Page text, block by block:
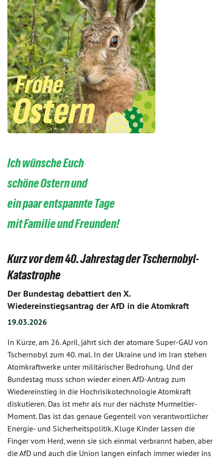
Ich wünsche Euch
schöne Ostern und
ein paar entspannte Tage
mit Familie und Freunden!
Kurz vor dem 40. Jahrestag der Tschernobyl-
Katastrophe
Der Bundestag debattiert den X.
Wiedereinstiegsantrag der AfD in die Atomkraft
19.03.2026
In Kürze, am 26. April, jährt sich der atomare Super-GAU von
Tschernobyl zum 40. mal. In der Ukraine und im Iran stehen
Atomkraftwerke unter militärischer Bedrohung. Und der
Bundestag muss schon wieder einen AfD-Antrag zum
Wiedereinstieg in die Hochrisikotechnologie Atomkraft
diskutieren. Das ist mehr als nur der nächste Murmeltier-
Moment. Das ist das genaue Gegenteil von verantwortlicher
Energie- und Sicherheitspolitik. Kluge Kinder lassen die
Finger vom Herd, wenn sie sich einmal verbrannt haben, aber
die AfD und auch die Union langen einfach immer wieder ins